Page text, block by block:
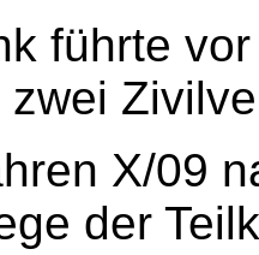
führte
zwei
X/09
der